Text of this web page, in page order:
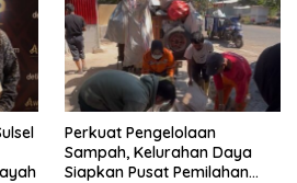
Perkuat Pengelolaan
Sampah, Kelurahan Daya
Siapkan Pusat Pemilahan